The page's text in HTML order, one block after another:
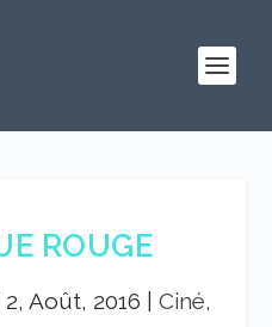
ROUGE
2, Août, 2016
Ciné,